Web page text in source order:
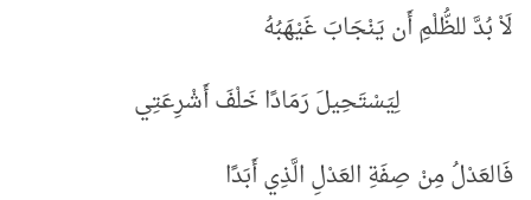
لَاْ بُدَّ للظُّلْمِ أَن يَنْجَابَ غَيْهَبُهُ
لِيَسْتَحِيلَ رَمَادًا خَلْفَ أَشْرِعَتِي
فَالعَدْلُ مِنْ صِفَةِ العَدْلِ الَّذِي أَبَدًا